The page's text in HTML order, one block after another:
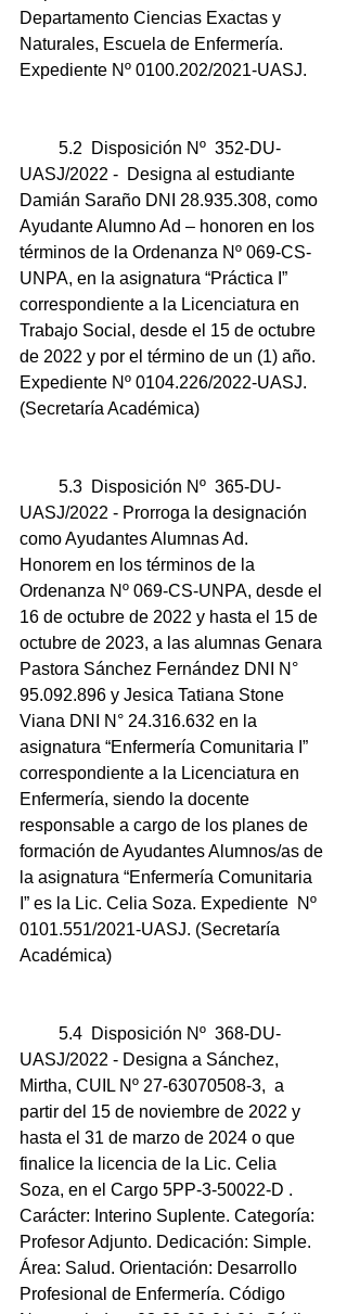
Departamento Ciencias Exactas y
Naturales, Escuela de Enfermería.
Expediente Nº 0100.202/2021-UASJ.
UASJ/2022 -  Designa al estudiante
Damián Saraño DNI 28.935.308, como
Ayudante Alumno Ad – honoren en los
términos de la Ordenanza Nº 069-CS-
UNPA, en la asignatura “Práctica I”
correspondiente a la Licenciatura en
Trabajo Social, desde el 15 de octubre
de 2022 y por el término de un (1) año.
Expediente Nº 0104.226/2022-UASJ.
(Secretaría Académica)
UASJ/2022 - Prorroga la designación
como Ayudantes Alumnas Ad.
Honorem en los términos de la
Ordenanza Nº 069-CS-UNPA, desde el
16 de octubre de 2022 y hasta el 15 de
octubre de 2023, a las alumnas Genara
Pastora Sánchez Fernández DNI N°
95.092.896 y Jesica Tatiana Stone
Viana DNI N° 24.316.632 en la
asignatura “Enfermería Comunitaria I”
correspondiente a la Licenciatura en
Enfermería, siendo la docente
responsable a cargo de los planes de
formación de Ayudantes Alumnos/as de
la asignatura “Enfermería Comunitaria
I” es la Lic. Celia Soza. Expediente  Nº
0101.551/2021-UASJ. (Secretaría
Académica)
UASJ/2022 - Designa a Sánchez,
Mirtha, CUIL Nº 27-63070508-3,  a
partir del 15 de noviembre de 2022 y
hasta el 31 de marzo de 2024 o que
finalice la licencia de la Lic. Celia
Soza, en el Cargo 5PP-3-50022-D .
Carácter: Interino Suplente. Categoría:
Profesor Adjunto. Dedicación: Simple.
Área: Salud. Orientación: Desarrollo
Profesional de Enfermería. Código